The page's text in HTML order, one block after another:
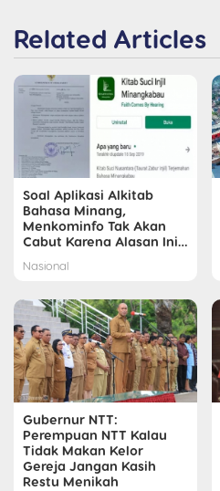
Related Articles
Soal Aplikasi Alkitab
Bahasa Minang,
Menkominfo Tak Akan
Cabut Karena Alasan Ini…
Nasional
Gubernur NTT:
Perempuan NTT Kalau
Tidak Makan Kelor
Gereja Jangan Kasih
Restu Menikah